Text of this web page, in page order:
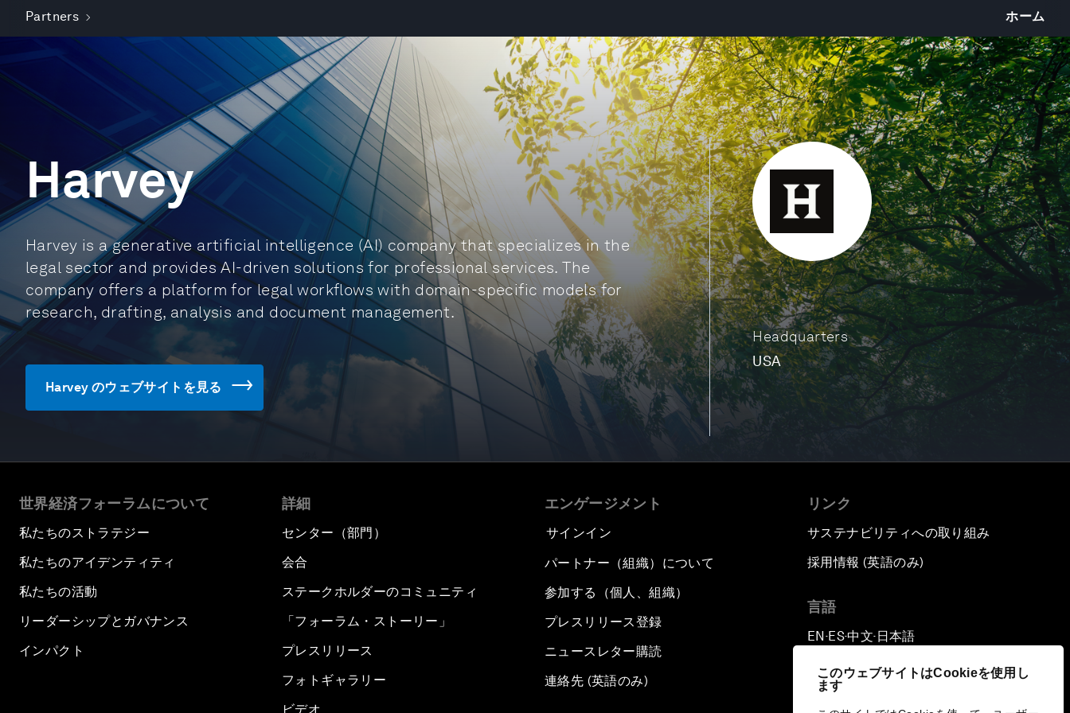
このウェブサイトはCookieを使用し
ます
Partners ホーム
Headquarters
USA
Harvey
Harvey is a generative artificial intelligence (AI) company that specializes in the
legal sector and provides AI-driven solutions for professional services. The
company offers a platform for legal workflows with domain-specific models for
research, drafting, analysis and document management.
Harvey のウェブサイトを見る
世界経済フォーラムについて
私たちのストラテジー
私たちのアイデンティティ
私たちの活動
リーダーシップとガバナンス
インパクト
詳細
センター（部門）
会合
ステークホルダーのコミュニティ
「フォーラム・ストーリー」
プレスリリース
フォトギャラリー
ビデオ
エンゲージメント
サインイン
パートナー（組織）について
参加する（個人、組織）
プレスリリース登録
ニュースレター購読
連絡先 (英語のみ)
リンク
サステナビリティへの取り組み
採用情報 (英語のみ)
言語
EN ▪ES▪中文▪ 日本語